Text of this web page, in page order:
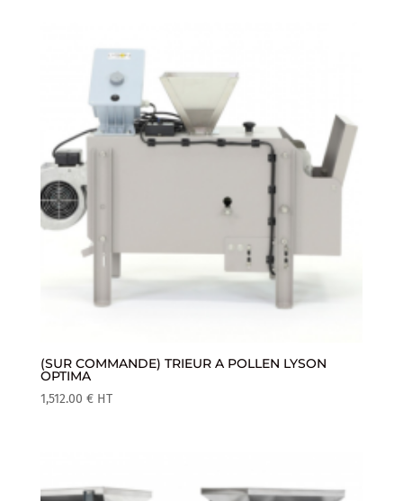
(SUR COMMANDE) TRIEUR A POLLEN LYSON
OPTIMA
1,512.00 € HT